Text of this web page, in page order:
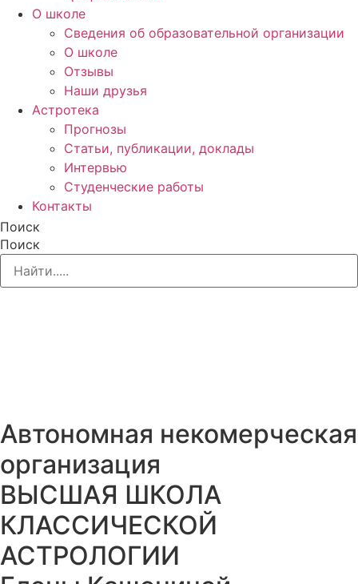
О школе
Сведения об образовательной организации
О школе
Отзывы
Наши друзья
Астротека
Прогнозы
Статьи, публикации, доклады
Интервью
Студенческие работы
Контакты
Поиск
Поиск
Автономная некомерческая
организация
ВЫСШАЯ ШКОЛА
КЛАССИЧЕСКОЙ
АСТРОЛОГИИ